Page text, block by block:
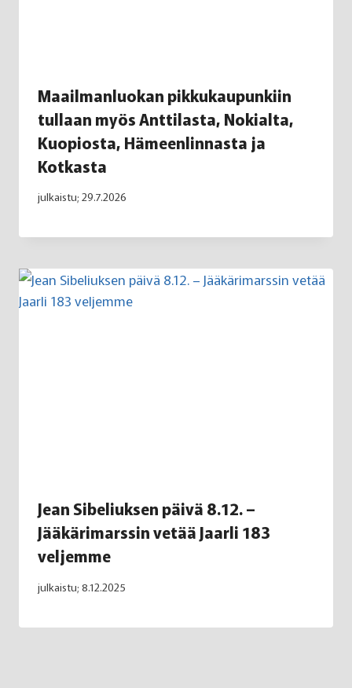
Maailmanluokan pikkukaupunkiin
tullaan myös Anttilasta, Nokialta,
Kuopiosta, Hämeenlinnasta ja
Kotkasta
julkaistu; 29.7.2026
Jean Sibeliuksen päivä 8.12. –
Jääkärimarssin vetää Jaarli 183
veljemme
julkaistu; 8.12.2025